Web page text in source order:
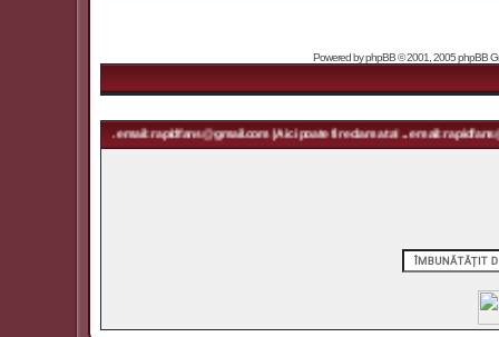
Powered byphpBB© 2001, 2005 phpBB
... email: rapidfans@gmail.com | Aici poate fi reclama ta! ... email: rapidfans@gmail.com